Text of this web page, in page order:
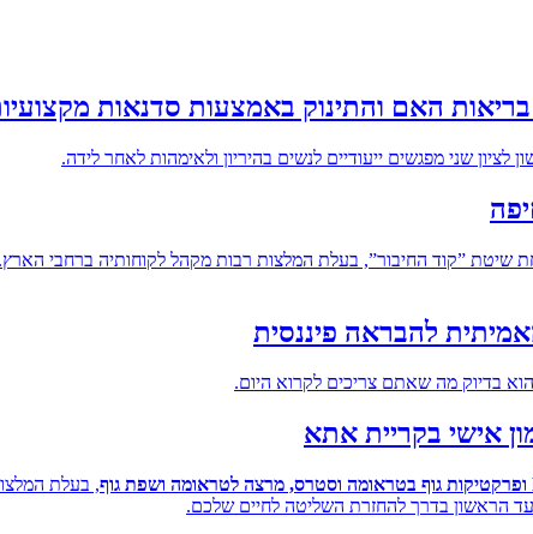
האם והתינוק באמצעות סדנאות
שני מפגשים ייעודיים לנשים בהיריון ולאימהות לאחר לידה.
שיטת ”קוד החיבור”, בעלת המלצות רבות מקהל לקוחותיה ברחבי
להבראה פיננסית
בדיוק מה שאתם צריכים לקרוא היום.
אישי בקריית אתא
, בעלת
הראשון בדרך להחזרת השליטה לחיים שלכם.